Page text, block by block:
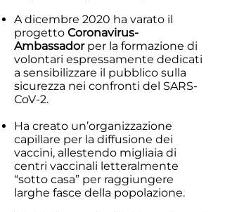
A dicembre 2020 ha varato il
progetto Coronavirus-
Ambassadorper la formazione di
volontari espressamente dedicati
a sensibilizzare il pubblico sulla
sicurezza nei confronti del SARS-
CoV-2.
Ha creato un’organizzazione
capillare per la diffusione dei
vaccini, allestendo migliaia di
centri vaccinali letteralmente
“sotto casa” per raggiungere
larghe fasce della popolazione.